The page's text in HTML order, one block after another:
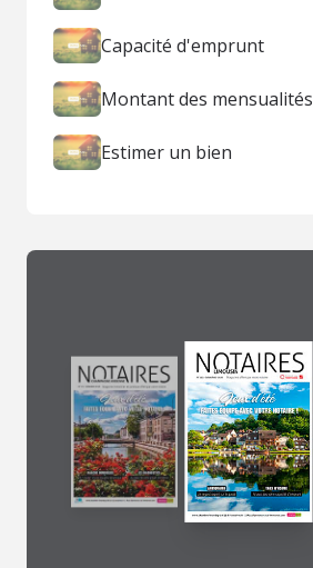
Capacité d'emprunt
Montant des mensualités
Estimer un bien